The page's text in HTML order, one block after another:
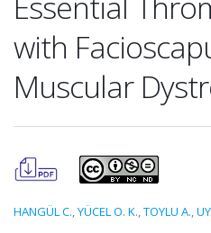
with
Muscular
HANGÜL C.,YÜCEL O. K.,TOYLU A.,